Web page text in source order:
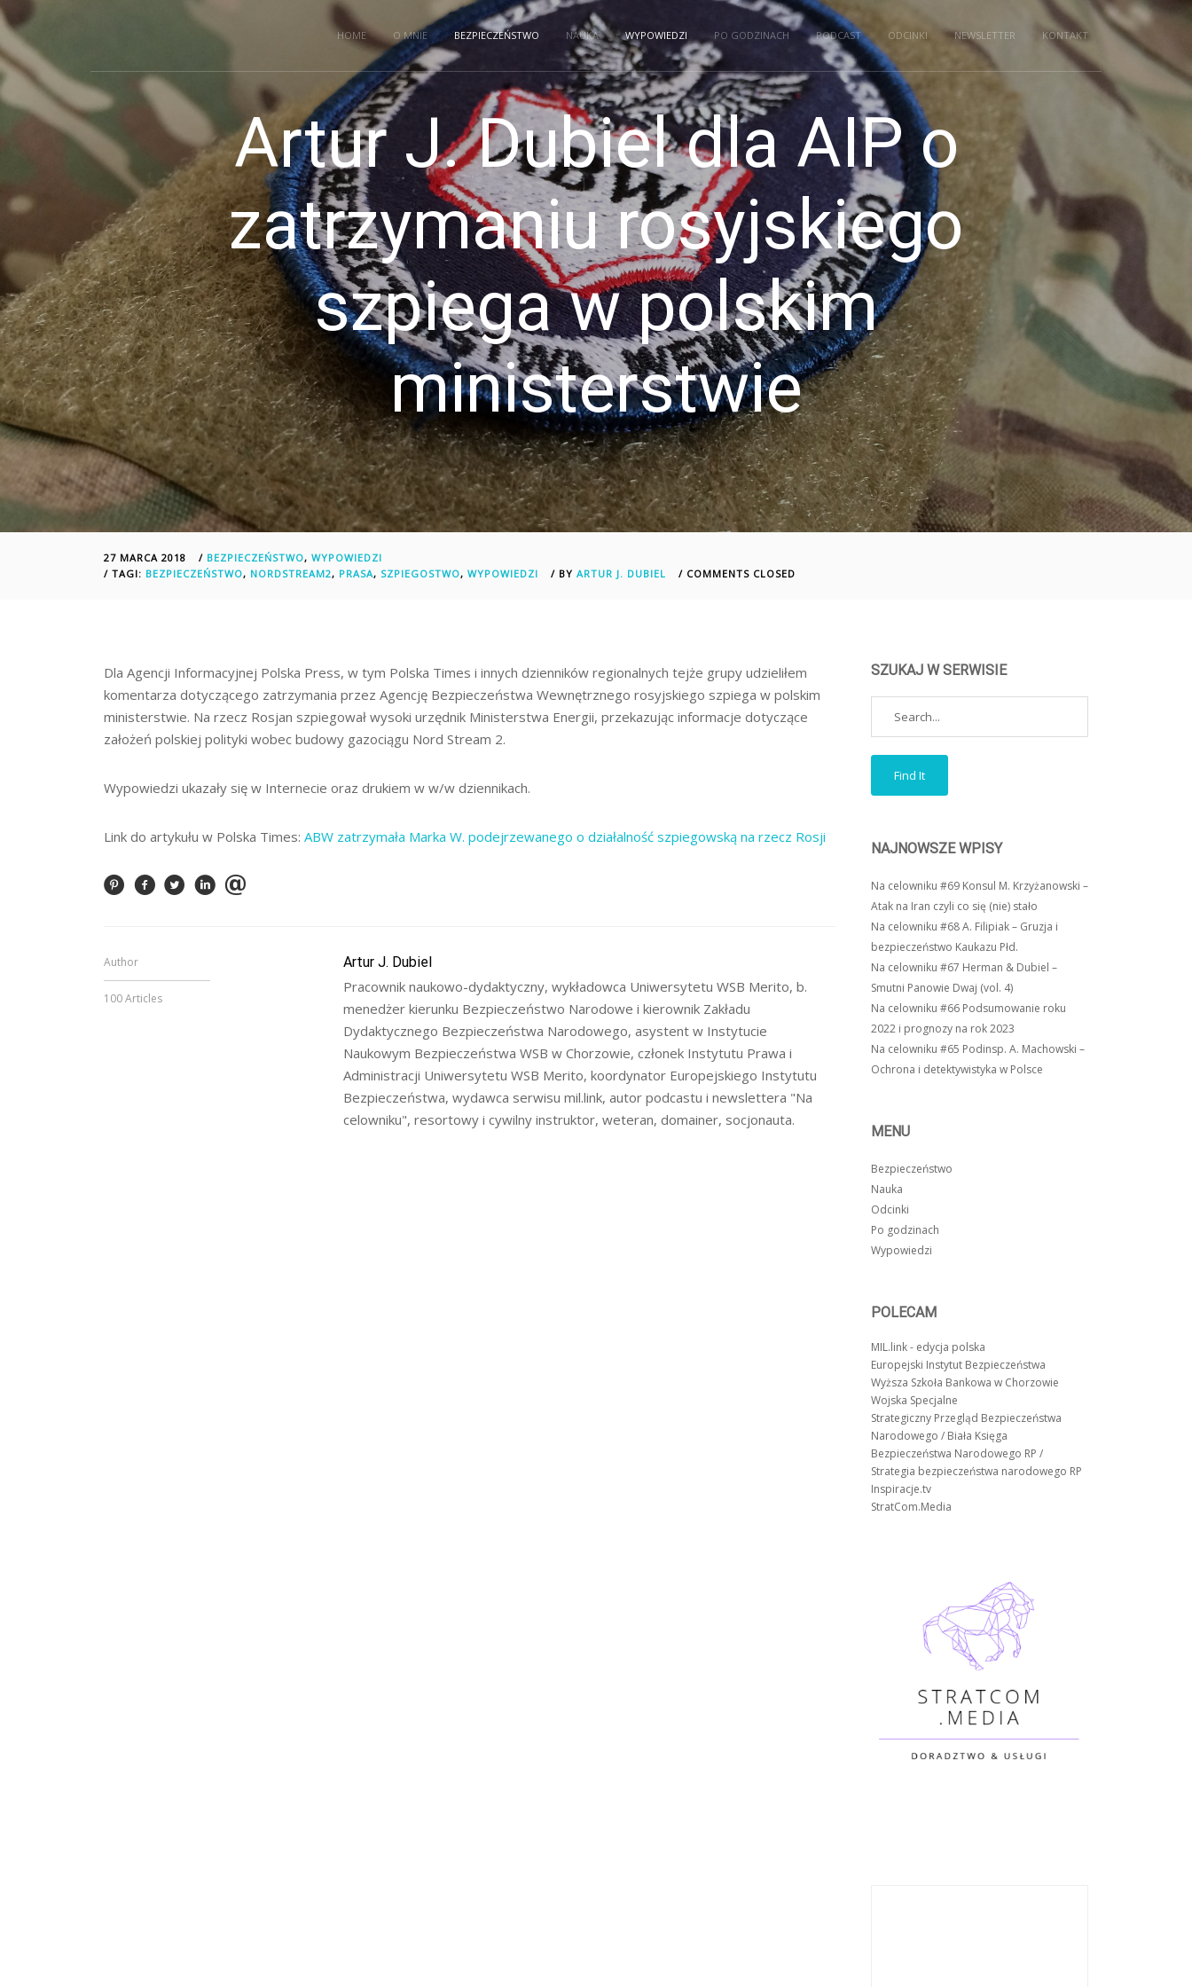
HOME O MNIE BEZPIECZEŃSTWO NAUKA WYPOWIEDZI PO GODZINACH PODCAST ODCINKI NEWSLETTER KONTAKT
Artur J. Dubiel dla AIP o
zatrzymaniu rosyjskiego
szpiega w polskim
ministerstwie
27 MARCA 2018 / BEZPIECZEŃSTWO, WYPOWIEDZI
/ TAGI: BEZPIECZEŃSTWO, NORDSTREAM2, PRASA, SZPIEGOSTWO, WYPOWIEDZI / BY ARTUR J. DUBIEL / COMMENTS CLOSED
Dla Agencji Informacyjnej Polska Press, w tym Polska Times i innych dzienników regionalnych tejże grupy udzieliłem
komentarza dotyczącego zatrzymania przez Agencję Bezpieczeństwa Wewnętrznego rosyjskiego szpiega w polskim
ministerstwie. Na rzecz Rosjan szpiegował wysoki urzędnik Ministerstwa Energii, przekazując informacje dotyczące
założeń polskiej polityki wobec budowy gazociągu Nord Stream 2.
Wypowiedzi ukazały się w Internecie oraz drukiem w w/w dziennikach.
Link do artykułu w Polska Times: ABW zatrzymała Marka W. podejrzewanego o działalność szpiegowską na rzecz Rosji
Author
100 Articles
Artur J. Dubiel
Pracownik naukowo-dydaktyczny, wykładowca Uniwersytetu WSB Merito, b.
menedżer kierunku Bezpieczeństwo Narodowe i kierownik Zakładu
Dydaktycznego Bezpieczeństwa Narodowego, asystent w Instytucie
Naukowym Bezpieczeństwa WSB w Chorzowie, członek Instytutu Prawa i
Administracji Uniwersytetu WSB Merito, koordynator Europejskiego Instytutu
Bezpieczeństwa, wydawca serwisu mil.link, autor podcastu i newslettera "Na
celowniku", resortowy i cywilny instruktor, weteran, domainer, socjonauta.
SZUKAJ W SERWISIE
NAJNOWSZE WPISY
Na celowniku #69 Konsul M. Krzyżanowski –
Atak na Iran czyli co się (nie) stało
Na celowniku #68 A. Filipiak – Gruzja i
bezpieczeństwo Kaukazu Płd.
Na celowniku #67 Herman & Dubiel –
Smutni Panowie Dwaj (vol. 4)
Na celowniku #66 Podsumowanie roku
2022 i prognozy na rok 2023
Na celowniku #65 Podinsp. A. Machowski –
Ochrona i detektywistyka w Polsce
MENU
Bezpieczeństwo
Nauka
Odcinki
Po godzinach
Wypowiedzi
POLECAM
MIL.link - edycja polska
Europejski Instytut Bezpieczeństwa
Wyższa Szkoła Bankowa w Chorzowie
Wojska Specjalne
Strategiczny Przegląd Bezpieczeństwa
Narodowego / Biała Księga
Bezpieczeństwa Narodowego RP /
Strategia bezpieczeństwa narodowego RP
Inspiracje.tv
StratCom.Media